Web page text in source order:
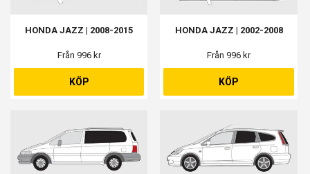
HONDA JAZZ | 2008-2015
Från 996 kr
KÖP
HONDA JAZZ | 2002-2008
Från 996 kr
KÖP